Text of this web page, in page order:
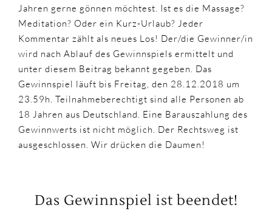
Jahren gerne gönnen möchtest. Ist es die Massage?
Meditation? Oder ein Kurz-Urlaub? Jeder
Kommentar zählt als neues Los! Der/die Gewinner/in
wird nach Ablauf des Gewinnspiels ermittelt und
unter diesem Beitrag bekannt gegeben. Das
Gewinnspiel läuft bis Freitag, den 28.12.2018 um
23.59h. Teilnahmeberechtigt sind alle Personen ab
18 Jahren aus Deutschland. Eine Barauszahlung des
Gewinnwerts ist nicht möglich. Der Rechtsweg ist
ausgeschlossen. Wir drücken die Daumen!
Das Gewinnspiel ist beendet!